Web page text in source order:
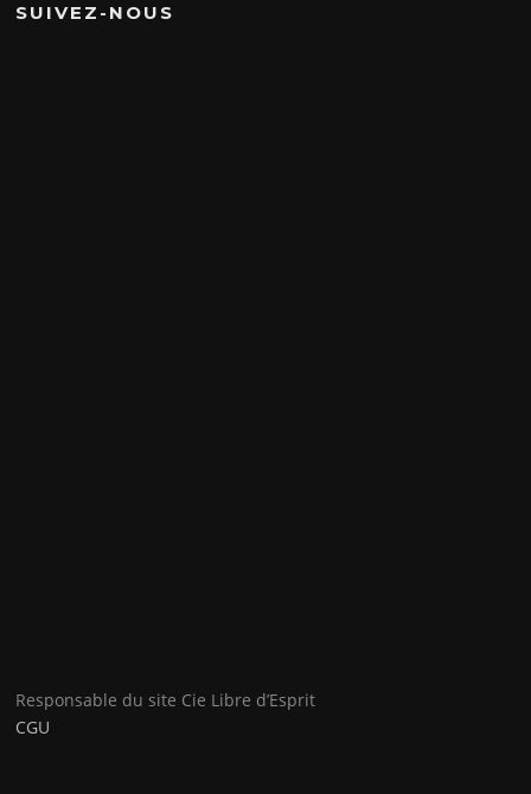
SUIVEZ-NOUS
Responsable du site Cie Libre d’Esprit
CGU